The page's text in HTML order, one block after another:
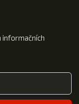
informačních